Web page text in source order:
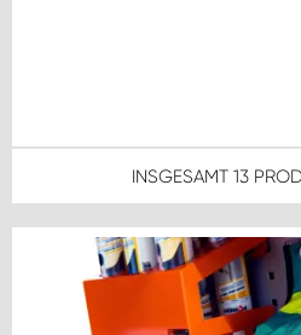
INSGESAMT 13